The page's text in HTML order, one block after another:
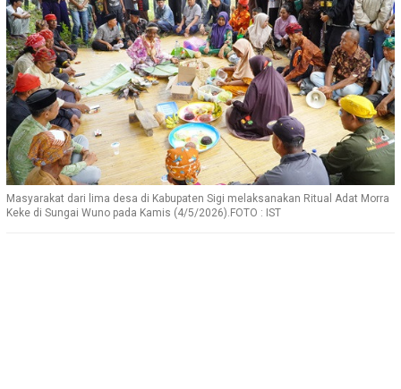
Masyarakat dari lima desa di Kabupaten Sigi melaksanakan Ritual Adat Morra
Keke di Sungai Wuno pada Kamis (4/5/2026).FOTO : IST